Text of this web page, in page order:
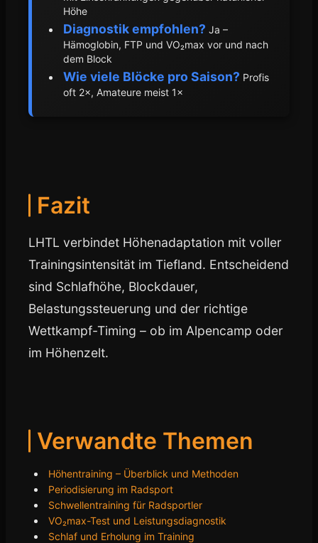
Höhe
Diagnostik empfohlen? Ja –
Hämoglobin, FTP und VO₂max vor und nach
dem Block
Wie viele Blöcke pro Saison? Profis
oft 2×, Amateure meist 1×
Fazit
LHTL verbindet Höhenadaptation mit voller
Trainingsintensität im Tiefland. Entscheidend
sind Schlafhöhe, Blockdauer,
Belastungssteuerung und der richtige
Wettkampf-Timing – ob im Alpencamp oder
im Höhenzelt.
Verwandte Themen
Höhentraining – Überblick und Methoden
Periodisierung im Radsport
Schwellentraining für Radsportler
VO₂max-Test und Leistungsdiagnostik
Schlaf und Erholung im Training